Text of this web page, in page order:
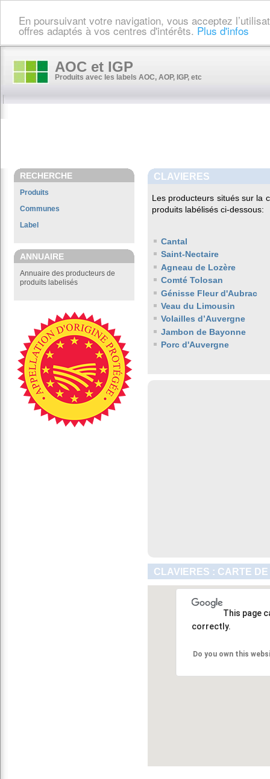
En poursuivant votre navigation, vous acceptez
offres adaptés à vos centres d'intérêts. Plus d'infos
AOC et IGP
Produits avec les labels AOC, AOP, IGP, etc
RECHERCHE
Produits
Communes
Label
ANNUAIRE
Annuaire des producteurs de
produits labelisés
CLAVIERES
Les producteurs situés sur la
produits labélisés ci-dessous:
Cantal
Saint-Nectaire
Agneau de Lozère
Comté Tolosan
Génisse Fleur d'Aubrac
Veau du Limousin
Volailles d’Auvergne
Jambon de Bayonne
Porc d'Auvergne
CLAVIERES : CARTE
This page
correctly.
Do you own this